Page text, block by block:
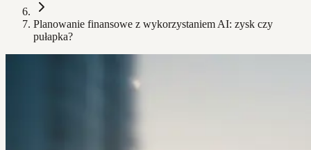
Planowanie finansowe z wykorzystaniem AI: zysk czy
pułapka?